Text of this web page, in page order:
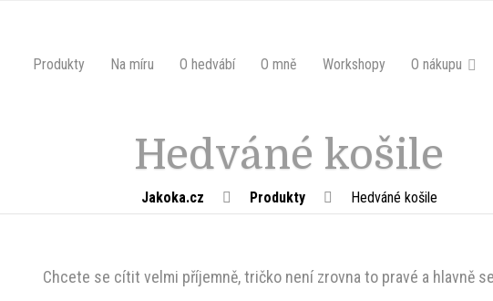
Produkty Na míru O hedvábí O mně Workshopy O nákupu
Hedváné košile
Jakoka.cz Produkty Hedváné košile
Chcete se cítit velmi příjemně, tričko není zrovna to pravé a hlavně